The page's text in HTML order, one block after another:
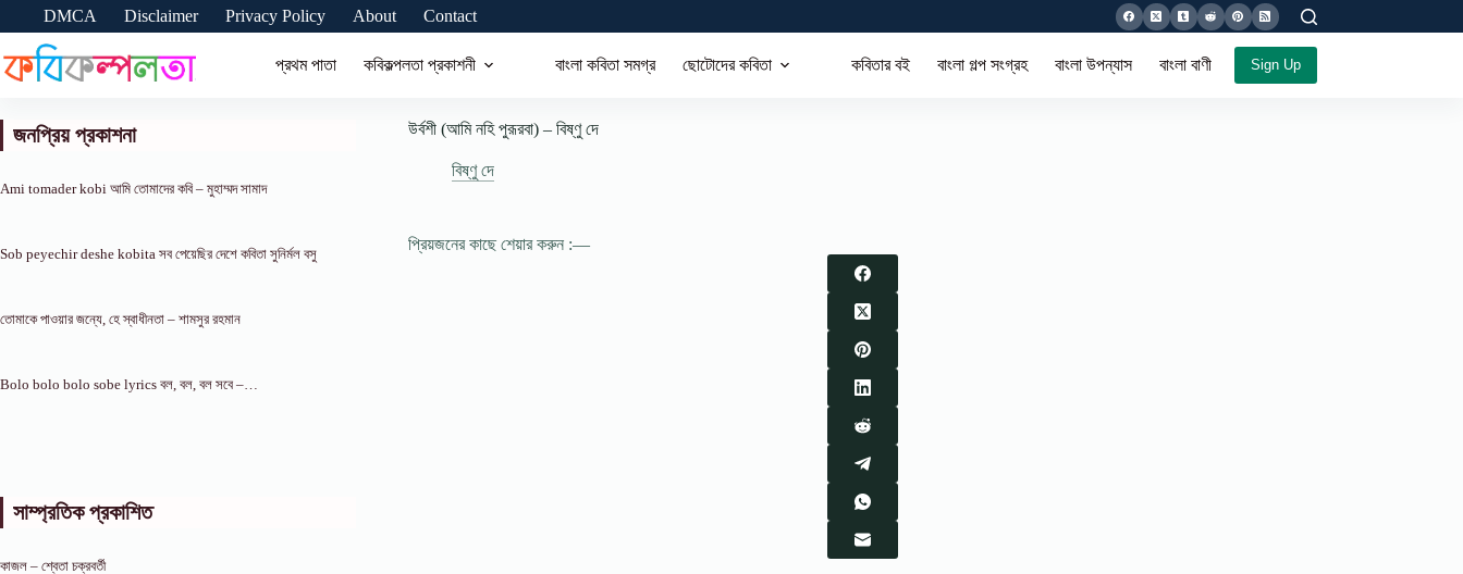
content
DMCA Disclaimer Privacy Policy About Contact
প্রথম পাতা কবিকল্পলতা প্রকাশনী বাংলা কবিতা সমগ্র ছোটোদের কবিতা কবিতার বই বাংলা গল্প সংগ্রহ বাংলা উপন্যাস বাংলা বাণী সমগ্র Sign Up
উর্বশী (আমি নহি পুরূরবা) – বিষ্ণু দে
বিষ্ণু দে
প্রিয়জনের কাছে শেয়ার করুন :—
জনপ্রিয় প্রকাশনা
Ami tomader kobi আমি তোমাদের কবি – মুহাম্মদ সামাদ
Sob peyechir deshe kobita সব পেয়েছির দেশে কবিতা সুনির্মল বসু
তোমাকে পাওয়ার জন্যে, হে স্বাধীনতা – শামসুর রহমান
Bolo bolo bolo sobe lyrics বল, বল, বল সবে –…
সাম্প্রতিক প্রকাশিত
কাজল – শ্বেতা চক্রবর্তী